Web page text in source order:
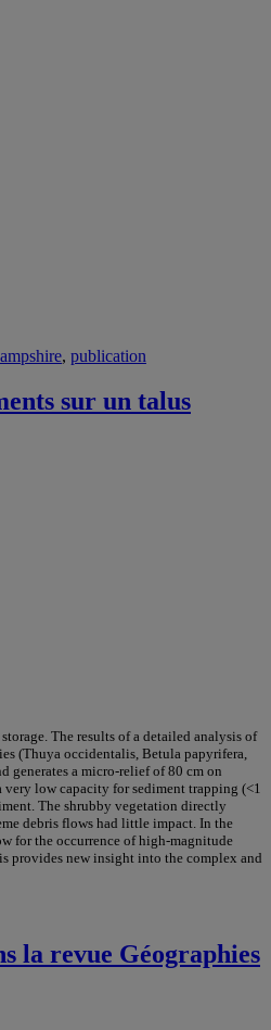
, publication
sur un talus
The results of a detailed analysis of
(Thuya occidentalis, Betula papyrifera,
generates a micro-relief of 80 cm on
very low capacity for sediment trapping (<1
The shrubby vegetation directly
debris flows had little impact. In the
for the occurrence of high-magnitude
provides new insight into the complex and
la revue Géographies